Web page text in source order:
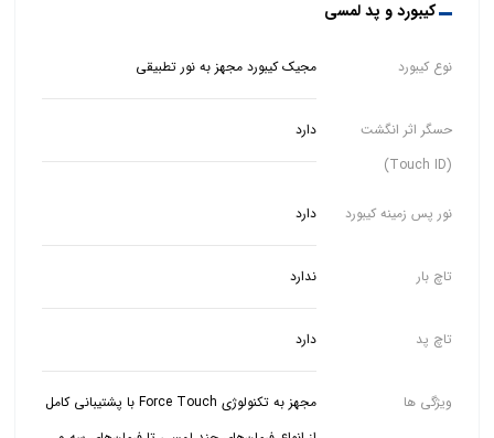
کیبورد و پد لمسی
نوع کیبورد مجیک کیبورد مجهز به نور تطبیقی
حسگر اثر انگشت
(Touch ID)
دارد
نور پس زمینه کیبورد دارد
تاچ بار ندارد
تاچ پد دارد
ویژگی ها
مجهز به تکنولوژی Force Touch با پشتیبانی کامل